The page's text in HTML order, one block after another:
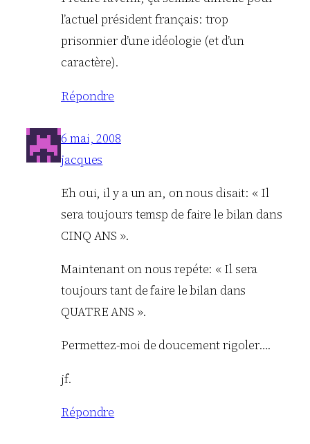
l’actuel président français: trop
prisonnier d’une idéologie (et d’un
caractère).
Répondre
6 mai, 2008
jacques
Eh oui, il y a un an, on nous disait: « Il
sera toujours temsp de faire le bilan dans
CINQ ANS ».
Maintenant on nous repéte: « Il sera
toujours tant de faire le bilan dans
QUATRE ANS ».
Permettez-moi de doucement rigoler….
jf.
Répondre